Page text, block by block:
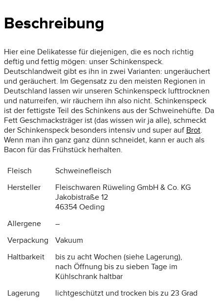
Beschreibung
Hier eine Delikatesse für diejenigen, die es noch richtig
deftig und fettig mögen: unser Schinkenspeck.
Deutschlandweit gibt es ihn in zwei Varianten: ungeräuchert
und geräuchert. Im Gegensatz zu den meisten Regionen in
Deutschland lassen wir unseren Schinkenspeck lufttrocknen
und naturreifen, wir räuchern ihn also nicht. Schinkenspeck
ist der fettigste Teil des Schinkens aus der Schweinehüfte. Da
Fett Geschmacksträger ist (das wissen wir ja alle), schmeckt
der Schinkenspeck besonders intensiv und super auf Brot.
Wenn man ihn ganz ganz dünn schneidet, kann er auch als
Bacon für das Frühstück herhalten.
Fleisch
Schweinefleisch
Hersteller
Fleischwaren Rüweling GmbH & Co. KG
Jakobistraße 12
46354 Oeding
Allergene
–
Verpackung
Vakuum
Haltbarkeit
bis zu acht Wochen (siehe Lagerung),
nach Öffnung bis zu sieben Tage im
Kühlschrank haltbar
Lagerung
lichtgeschützt und trocken bis zu 23 Grad